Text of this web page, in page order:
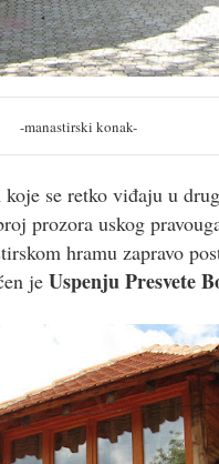
-manastirski konak-
koje se retko viđaju u
prozora uskog
hramu zapravo
je Uspenju Presvete